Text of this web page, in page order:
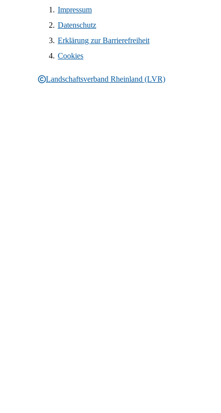
Landschaftsverband Rheinland (LVR)
Impressum
Datenschutz
Erklärung zur Barrierefreiheit
Cookies